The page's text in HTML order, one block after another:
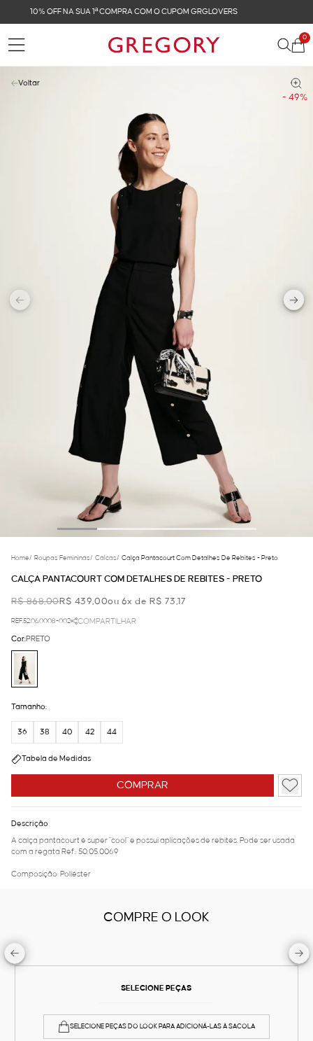
FRETE GRÁTIS NAS COMPRAS ACIMA DE R$ 899
0
- 49%
Voltar
Home/ Roupas Femininas/ Calcas/ Calça Pantacourt Com Detalhes De Rebites - Preto
CALÇA PANTACOURT COM DETALHES DE REBITES - PRETO
R$ 868,00R$ 439,00ou 6x de R$ 73,17
REF.52.06.0008-002 COMPARTILHAR
COMPRAR
Cor:PRETO
Tamanho:
36 38 40 42 44
Tabela de Medidas
Descrição
A calça pantacourt é super "cool" e possui aplicações de rebites. Pode ser usada
com a regata Ref.: 50.05.0069
Composição: Poliéster
COMPRE O LOOK
SELECIONE PEÇAS
SELECIONE PEÇAS DO LOOK PARA ADICIONÁ-LAS À SACOLA